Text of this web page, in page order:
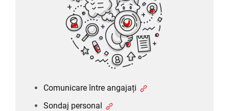
Comunicare între angajați
Sondaj personal
Feedback angajat